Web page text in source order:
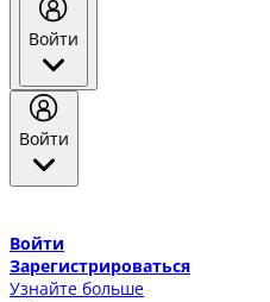
Войти
Войти
Войти
Зарегистрироваться
Узнайте больше